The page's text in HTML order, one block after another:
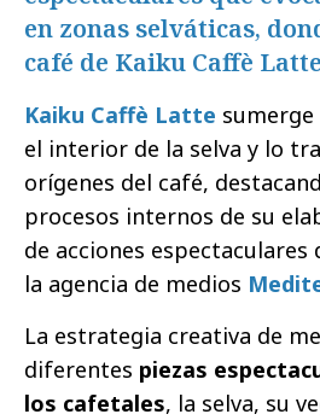
en zonas selváticas,
café de Kaiku Caffè
Kaiku Caffè Latte
el interior de la selva y lo
orígenes del café,
procesos internos de su
de acciones
la agencia de medios
La estrategia creativa de
diferentes piezas
los cafetales, la selva, su